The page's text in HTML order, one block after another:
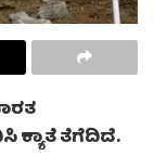
ಕ್ಯಾತೆ ತೆಗೆದಿದೆ.